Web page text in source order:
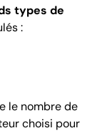
types de
:
le nombre de
choisi pour